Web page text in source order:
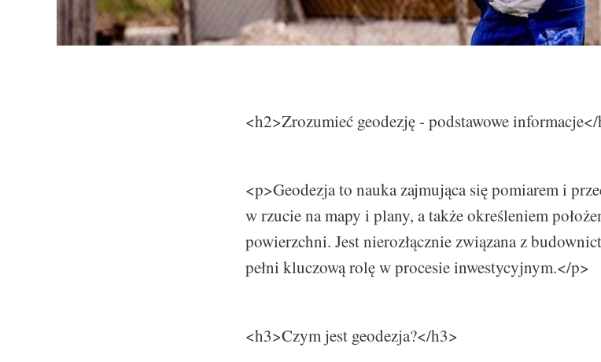
<h2>Zrozumieć geodezję - podstawowe
<p>Geodezja to nauka zajmująca się pomiarem i
w rzucie na mapy i plany, a także określeniem
powierzchni. Jest nierozłącznie związana z
pełni kluczową rolę w procesie inwestycyjnym.</p>
<h3>Czym jest geodezja?</h3>